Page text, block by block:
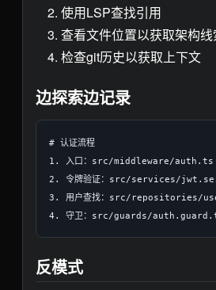
使用LSP查找引用
查看文件位置以获取架构线
检查git历史以获取上下文
边探索边记录
# 认证流程
1. 入口：src/middleware/auth.ts
2. 令牌验证：src/services/
3. 用户查找：src/repositories/
反模式